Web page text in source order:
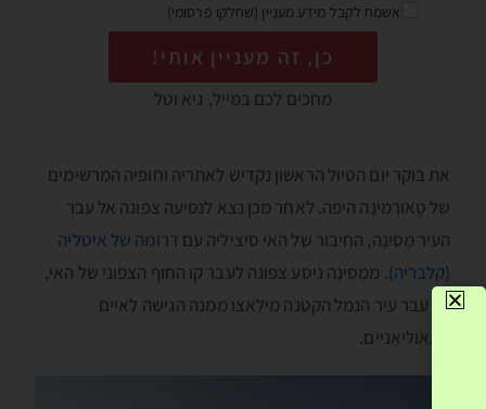
אשמח לקבל מידע מעניין (שחלקו פרסומי)
כן, זה מעניין אותי!
מחכים לכם במייל, גיא וטל
את בוקר יום הטיול הראשון נקדיש לאתריה וחופיה המרשימים
של טָאורְמינָה היפה. לאחר מכן נצא לנסיעה צפונה אל עבר
העיר מֶסינָה, החיבור של האי סיציליה עם דרומה של איטליה
(קלבּריה). ממֶסינָה ניסע צפונה לעבר קו החוף הצפוני של האי,
אל עבר עיר הנמל הקטנה מילָאצו ממנה הגישה לאיים
האֶאוליאָניים.